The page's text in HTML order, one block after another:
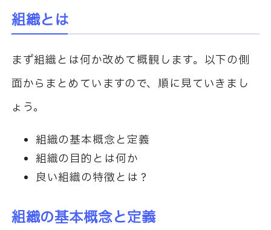
組織とは
まず組織とは何か改めて概観します。以下の側
面からまとめていますので、順に見ていきまし
ょう。
組織の基本概念と定義
組織の目的とは何か
良い組織の特徴とは？
組織の基本概念と定義